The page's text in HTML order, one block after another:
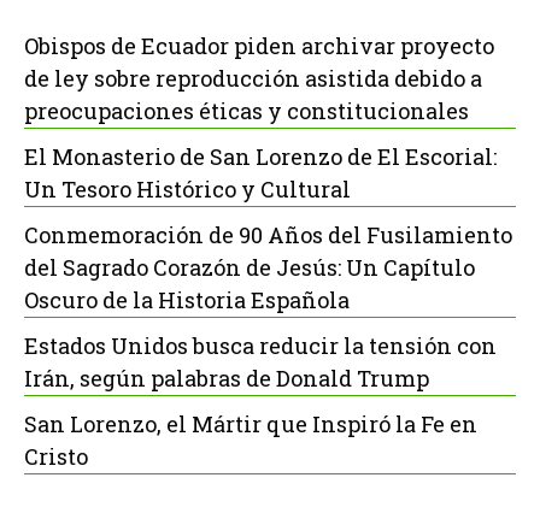
Obispos de Ecuador piden archivar proyecto
de ley sobre reproducción asistida debido a
preocupaciones éticas y constitucionales
El Monasterio de San Lorenzo de El Escorial:
Un Tesoro Histórico y Cultural
Conmemoración de 90 Años del Fusilamiento
del Sagrado Corazón de Jesús: Un Capítulo
Oscuro de la Historia Española
Estados Unidos busca reducir la tensión con
Irán, según palabras de Donald Trump
San Lorenzo, el Mártir que Inspiró la Fe en
Cristo